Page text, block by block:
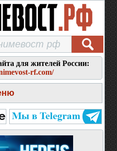
для жителей России:
rf.com/